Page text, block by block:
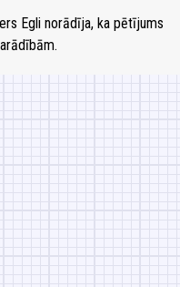
Egli norādīja, ka pētījums